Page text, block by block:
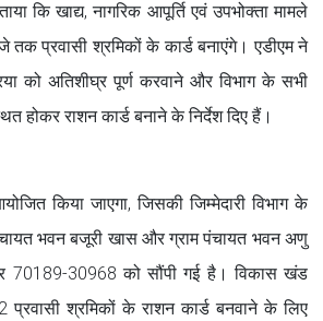
कि खाद्य, नागरिक आपूर्ति एवं उपभोक्ता मामले
तक प्रवासी श्रमिकों के कार्ड बनाएंगे। एडीएम ने
को अतिशीघ्र पूर्ण करवाने और विभाग के सभी
होकर राशन कार्ड बनाने के निर्देश दिए हैं।
किया जाएगा, जिसकी जिम्मेदारी विभाग के
भवन बजूरी खास और ग्राम पंचायत भवन अणु
70189-30968 को सौंपी गई है। विकास खंड
श्रमिकों के राशन कार्ड बनवाने के लिए